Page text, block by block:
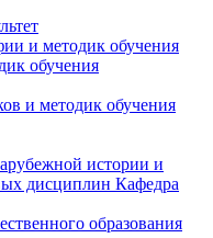
и методик обучения
обучения
и методик обучения
истории и
дисциплин Кафедра
образования